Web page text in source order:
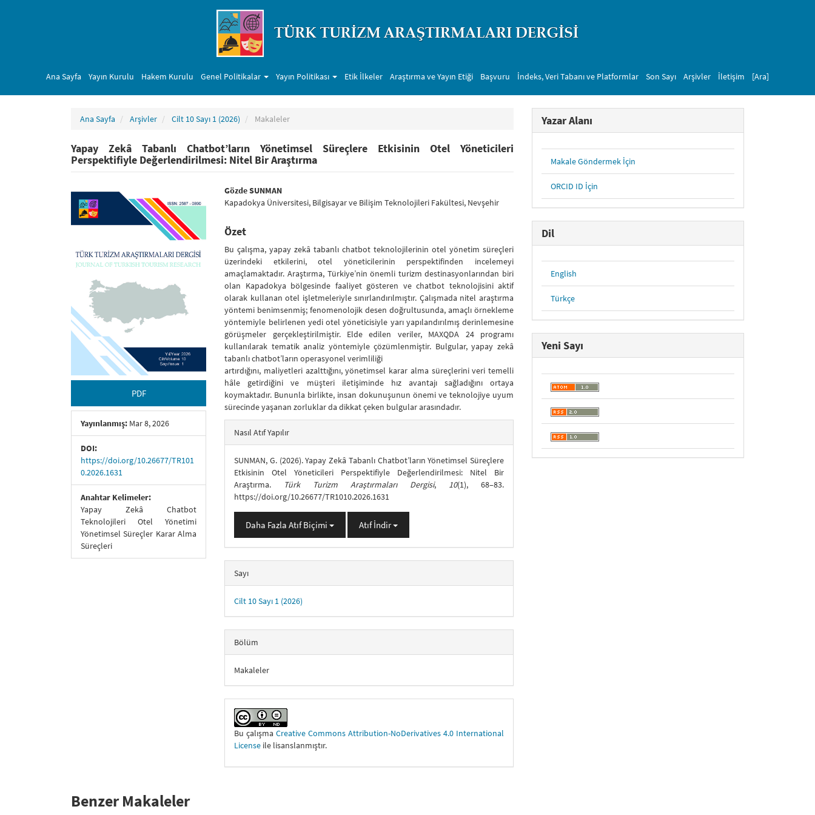
##plugins.themes.bootstrap3.accessible_menu.main_content##
##plugins.themes.bootstrap3.accessible_menu.sidebar##
Ana Sayfa Yayın Kurulu Hakem Kurulu Genel Politikalar Yayın Politikası Etik İlkeler Araştırma ve Yayın Etiği Başvuru İndeks, Veri Tabanı ve Platformlar Son Sayı Arşivler İletişim [Ara]
Ana Sayfa Arşivler Cilt 10 Sayı 1 (2026) Makaleler
Yapay Zekâ Tabanlı Chatbot’ların Yönetimsel Süreçlere Etkisinin Otel Yöneticileri
Perspektifiyle Değerlendirilmesi: Nitel Bir Araştırma
##plugins.themes.bootstrap3.article.sidebar##
PDF
Yayınlanmış: Mar 8, 2026
DOI:
https://doi.org/10.26677/TR101
0.2026.1631
Anahtar Kelimeler:
Yapay Zekâ Chatbot
Teknolojileri Otel Yönetimi
Yönetimsel Süreçler Karar Alma
Süreçleri
##plugins.themes.bootstrap3.article.main##
Gözde SUNMAN
Kapadokya Üniversitesi, Bilgisayar ve Bilişim Teknolojileri Fakültesi, Nevşehir
Özet
Bu çalışma, yapay zekâ tabanlı chatbot teknolojilerinin otel yönetim süreçleri
üzerindeki etkilerini, otel yöneticilerinin perspektifinden incelemeyi
amaçlamaktadır. Araştırma, Türkiye’nin önemli turizm destinasyonlarından biri
olan Kapadokya bölgesinde faaliyet gösteren ve chatbot teknolojisini aktif
olarak kullanan otel işletmeleriyle sınırlandırılmıştır. Çalışmada nitel araştırma
yöntemi benimsenmiş; fenomenolojik desen doğrultusunda, amaçlı örnekleme
yöntemiyle belirlenen yedi otel yöneticisiyle yarı yapılandırılmış derinlemesine
görüşmeler gerçekleştirilmiştir. Elde edilen veriler, MAXQDA 24 programı
kullanılarak tematik analiz yöntemiyle çözümlenmiştir. Bulgular, yapay zekâ
tabanlı chatbot’ların operasyonel verimliliği
artırdığını, maliyetleri azalttığını, yönetimsel karar alma süreçlerini veri temelli
hâle getirdiğini ve müşteri iletişiminde hız avantajı sağladığını ortaya
koymaktadır. Bununla birlikte, insan dokunuşunun önemi ve teknolojiye uyum
sürecinde yaşanan zorluklar da dikkat çeken bulgular arasındadır.
##plugins.themes.bootstrap3.article.details##
Nasıl Atıf Yapılır
SUNMAN, G. (2026). Yapay Zekâ Tabanlı Chatbot’ların Yönetimsel Süreçlere
Etkisinin Otel Yöneticileri Perspektifiyle Değerlendirilmesi: Nitel Bir
Araştırma. Türk Turizm Araştırmaları Dergisi, 10(1), 68–83.
https://doi.org/10.26677/TR1010.2026.1631
Daha Fazla Atıf Biçimi Atıf İndir
Sayı
Cilt 10 Sayı 1 (2026)
Bölüm
Makaleler
Bu çalışmaCreative Commons Attribution-NoDerivatives 4.0 International
License ile lisanslanmıştır.
Benzer Makaleler
Yazar Alanı
Makale Göndermek İçin
ORCID ID İçin
Dil
English
Türkçe
Yeni Sayı